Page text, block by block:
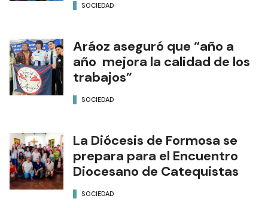
SOCIEDAD
Aráoz aseguró que “año a
año mejora la calidad de los
trabajos”
SOCIEDAD
La Diócesis de Formosa se
prepara para el Encuentro
Diocesano de Catequistas
SOCIEDAD